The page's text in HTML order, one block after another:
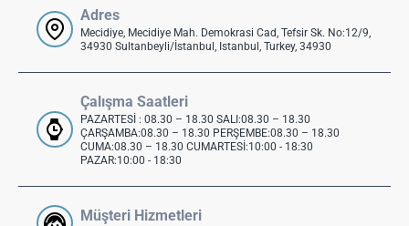
Adres
Mecidiye, Mecidiye Mah. Demokrasi Cad, Tefsir Sk. No:12/9,
34930 Sultanbeyli/İstanbul, Istanbul, Turkey, 34930
Çalışma Saatleri
PAZARTESİ : 08.30 – 18.30 SALI:08.30 – 18.30
ÇARŞAMBA:08.30 – 18.30 PERŞEMBE:08.30 – 18.30
CUMA:08.30 – 18.30 CUMARTESİ:10:00 - 18:30
PAZAR:10:00 - 18:30
Müşteri Hizmetleri